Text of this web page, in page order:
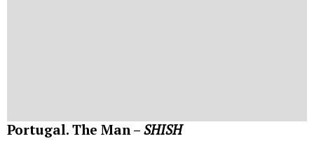
Portugal. The Man – SHISH